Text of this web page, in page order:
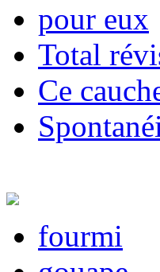
pour eux
Total
Ce
fourmi